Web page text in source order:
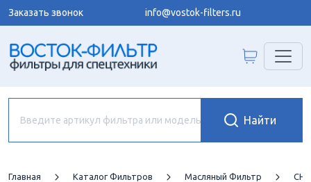
Заказать звонок info@vostok-filters.ru
Главная Каталог Фильтров Масляный Фильтр